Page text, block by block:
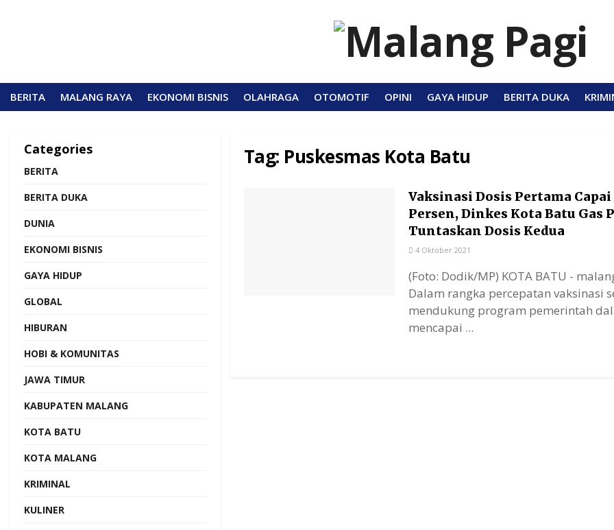
BERITA MALANG RAYA EKONOMI BISNIS OLAHRAGA OTOMOTIF OPINI GAYA HIDUP BERITA DUKA
Tag: Puskesmas Kota Batu
Vaksinasi Dosis Pertama Capai
Persen, Dinkes Kota Batu Gas
Tuntaskan Dosis Kedua
4 Oktober 2021
(Foto: Dodik/MP) KOTA BATU -
Dalam rangka percepatan vaksinasi
mendukung program pemerintah
mencapai ...
Categories
BERITA
BERITA DUKA
DUNIA
EKONOMI BISNIS
GAYA HIDUP
GLOBAL
HIBURAN
HOBI & KOMUNITAS
JAWA TIMUR
KABUPATEN MALANG
KOTA BATU
KOTA MALANG
KRIMINAL
KULINER